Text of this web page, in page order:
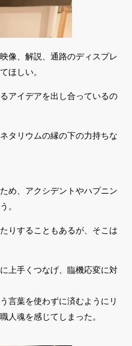
像、解説、通路のディスプレ
ほしい。
アイデアを出し合っているの
タリウムの縁の下の力持ちな
め、アクシデントやハプニン
。
りすることもあるが、そこは
上手くつなげ、臨機応変に対
言葉を使わずに済むようにリ
人魂を感じてしまった。